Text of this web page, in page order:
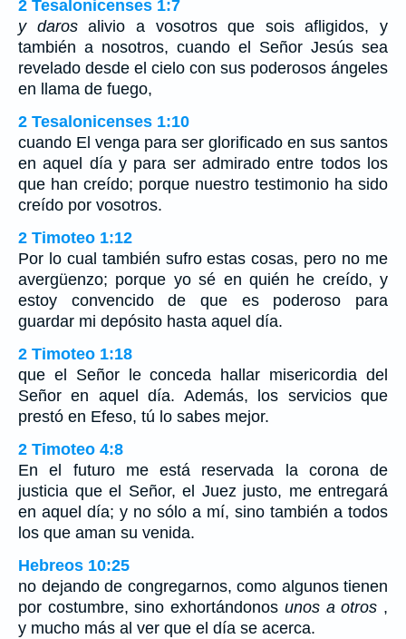
2 Tesalonicenses 1:7
y darosalivio a vosotros que sois afligidos, y
también a nosotros, cuando el Señor Jesús sea
revelado desde el cielo con sus poderosos ángeles
en llama de fuego,
2 Tesalonicenses 1:10
cuando El venga para ser glorificado en sus santos
en aquel día y para ser admirado entre todos los
que han creído; porque nuestro testimonio ha sido
creído por vosotros.
2 Timoteo 1:12
Por lo cual también sufro estas cosas, pero no me
avergüenzo; porque yo sé en quién he creído, y
estoy convencido de que es poderoso para
guardar mi depósito hasta aquel día.
2 Timoteo 1:18
que el Señor le conceda hallar misericordia del
Señor en aquel día. Además, los servicios que
prestó en Efeso, tú lo sabes mejor.
2 Timoteo 4:8
En el futuro me está reservada la corona de
justicia que el Señor, el Juez justo, me entregará
en aquel día; y no sólo a mí, sino también a todos
los que aman su venida.
Hebreos 10:25
no dejando de congregarnos, como algunos tienen
por costumbre, sino exhortándonos unos a otros ,
y mucho más al ver que el día se acerca.